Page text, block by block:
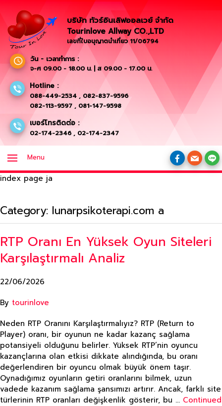
บริษัท ทัวร์อินเลิฟออลเวย์ จำกัด
Tourinlove Allway CO.,LTD
เลขที่ใบอนุญาตนำเที่ยว 11/06794
วัน - เวลาทำการ :
จ-ศ 09.00 - 18.00 น. | ส 09.00 - 17.00 น.
Hotline :
088-449-2534 , 082-837-9596
082-113-9597 , 081-147-9598
เบอร์โทรติดต่อ :
02-174-2346 , 02-174-2347
Menu
index page ja
Category: lunarpsikoterapi.com a
RTP Oranı En Yüksek Oyun Siteleri
Karşılaştırmalı Analiz
22/06/2026
By tourinlove
Neden RTP Oranını Karşılaştırmalıyız? RTP (Return to
Player) oranı, bir oyunun ne kadar kazanç sağlama
potansiyeli olduğunu belirler. Yüksek RTP’nin oyuncu
kazançlarına olan etkisi dikkate alındığında, bu oranı
değerlendiren bir oyuncu olmak büyük önem taşır.
Oynadığımız oyunların getiri oranlarını bilmek, uzun
vadede kazanım sağlama şansımızı artırır. Ancak, farklı site
türlerinin RTP oranları değişkenlik gösterir, bu … Continued